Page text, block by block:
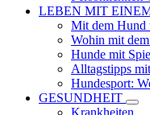
LEBEN MIT
Mit dem Hund
Wohin mit
Hunde mit
Alltagstipps
Hundesport:
GESUNDHEIT
Krankheiten